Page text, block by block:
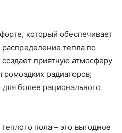
который обеспечивает
тепла по
приятную атмосферу
радиаторов,
более рационального
пола – это выгодное